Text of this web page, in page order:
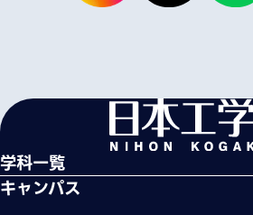
学科一覧
キャンパス